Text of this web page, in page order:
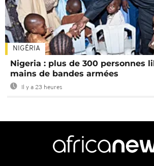
NIGÉRIA
Nigeria : plus de 300 personnes
mains de bandes armées
Il y a 23 heures